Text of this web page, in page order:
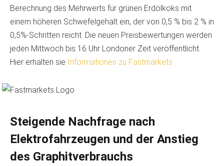
Berechnung des Mehrwerts für grünen Erdölkoks mit
einem höheren Schwefelgehalt ein, der von 0,5 % bis 2 % in
0,5%-Schritten reicht. Die neuen Preisbewertungen werden
jeden Mittwoch bis 16 Uhr Londoner Zeit veröffentlicht.
Hier erhalten sie Informationen zu Fastmarkets
Steigende Nachfrage nach
Elektrofahrzeugen und der Anstieg
des Graphitverbrauchs